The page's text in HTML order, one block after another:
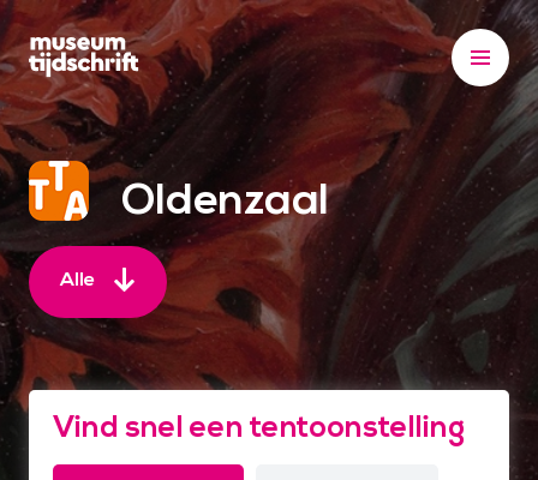
S
k
i
p
t
o
o
n
t
n
t
Oldenzaal
Alle
Vind snel een tentoonstelling